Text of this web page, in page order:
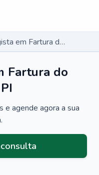
Ginecologista em Fartura do Piauí - PI
Fartura do
agende agora a sua